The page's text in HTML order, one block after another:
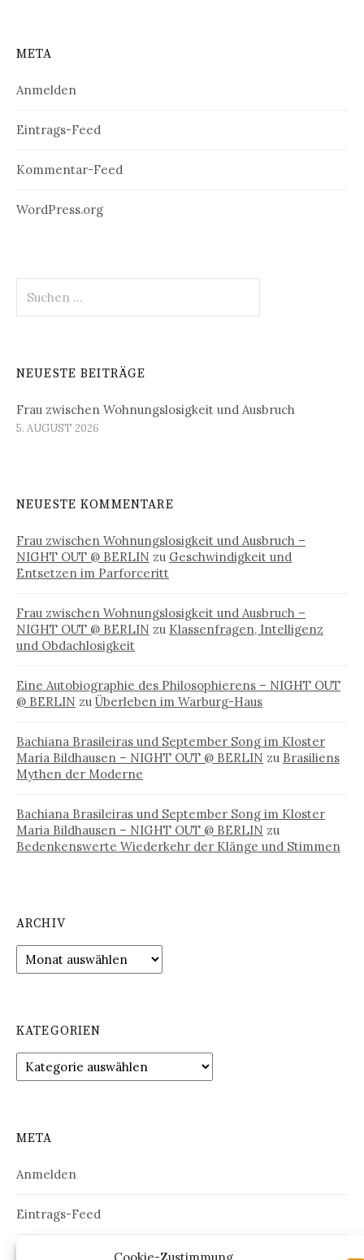
META
Anmelden
Eintrags-Feed
Kommentar-Feed
WordPress.org
nach:
NEUESTE BEITRÄGE
Frau zwischen Wohnungslosigkeit und Ausbruch
5. AUGUST 2026
NEUESTE KOMMENTARE
Frau zwischen Wohnungslosigkeit und Ausbruch –
NIGHT OUT @ BERLIN zu Geschwindigkeit und
Entsetzen im Parforceritt
Frau zwischen Wohnungslosigkeit und Ausbruch –
NIGHT OUT @ BERLIN zu Klassenfragen, Intelligenz
und Obdachlosigkeit
Eine Autobiographie des Philosophierens – NIGHT OUT
@ BERLIN zu Überleben im Warburg-Haus
Bachiana Brasileiras und September Song im Kloster
Maria Bildhausen – NIGHT OUT @ BERLIN zu Brasiliens
Mythen der Moderne
Bachiana Brasileiras und September Song im Kloster
Maria Bildhausen – NIGHT OUT @ BERLIN zu
Bedenkenswerte Wiederkehr der Klänge und Stimmen
ARCHIV
Archiv
KATEGORIEN
Kategorien
META
Anmelden
Eintrags-Feed
Kommentar-Feed